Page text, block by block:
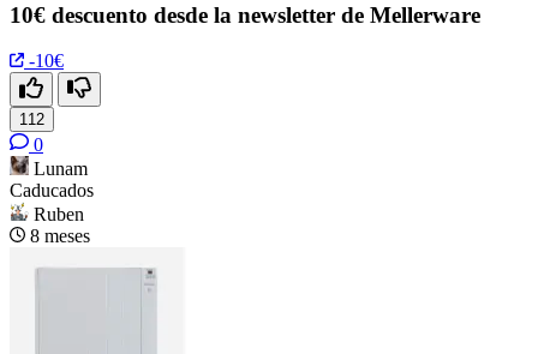
10€ descuento desde la newsletter de Mellerware
-10€
112
0
Lunam
Caducados
Ruben
8 meses